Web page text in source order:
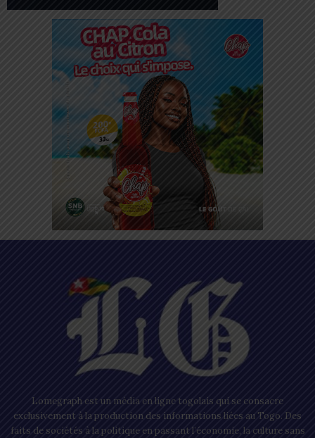
Lomegraph est un média en ligne togolais qui se consacre
exclusivement à la production des informations liées au Togo. Des
faits de sociétés à la politique en passant l’économie, la culture sans